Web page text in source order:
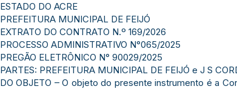
ESTADO DO ACRE
PREFEITURA MUNICIPAL DE FEIJÓ
EXTRATO DO CONTRATO N.º 169/2026
PROCESSO ADMINISTRATIVO N°065/2025
PREGÃO ELETRÔNICO N° 90029/2025
PARTES: PREFEITURA MUNICIPAL DE FEIJÓ e J S
DO OBJETO – O objeto do presente instrumento é a